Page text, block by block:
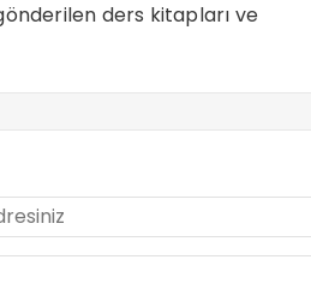
ders kitapları ve